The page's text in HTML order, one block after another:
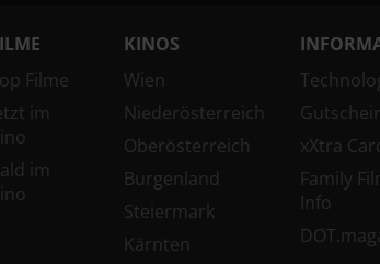
Filme
im
im
KINOS
Wien
Niederösterreich
Oberösterreich
Burgenland
Steiermark
Kärnten
xXtra
Family
Info